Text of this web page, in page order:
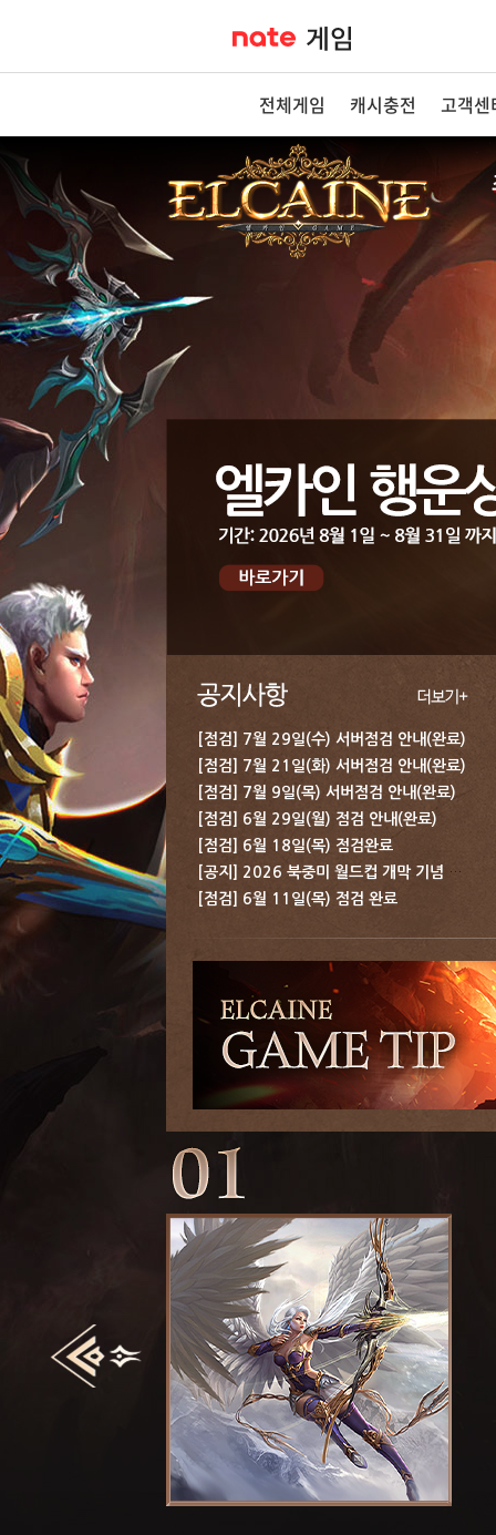
전체게임 캐시충전 고객센
[점검] 7월 29일(수) 서버점검 안내(완료)
[점검] 7월 21일(화) 서버점검 안내(완료)
[점검] 7월 9일(목) 서버점검 안내(완료)
[점검] 6월 29일(월) 점검 안내(완료)
[점검] 6월 18일(목) 점검완료
[공지] 2026 북중미 월드컵 개막 기념 보상 지급 안내
[점검] 6월 11일(목) 점검 완료